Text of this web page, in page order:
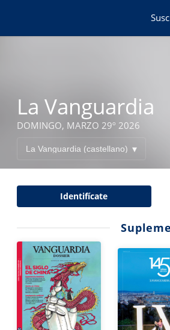
La Vanguardia
DOMINGO, MARZO 29º 2026
Identifícate